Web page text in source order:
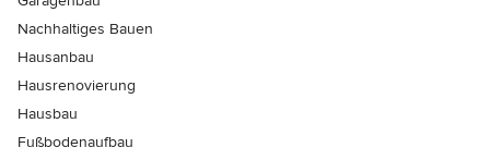
Nachhaltiges Bauen
Hausanbau
Hausrenovierung
Hausbau
Fußbodenaufbau